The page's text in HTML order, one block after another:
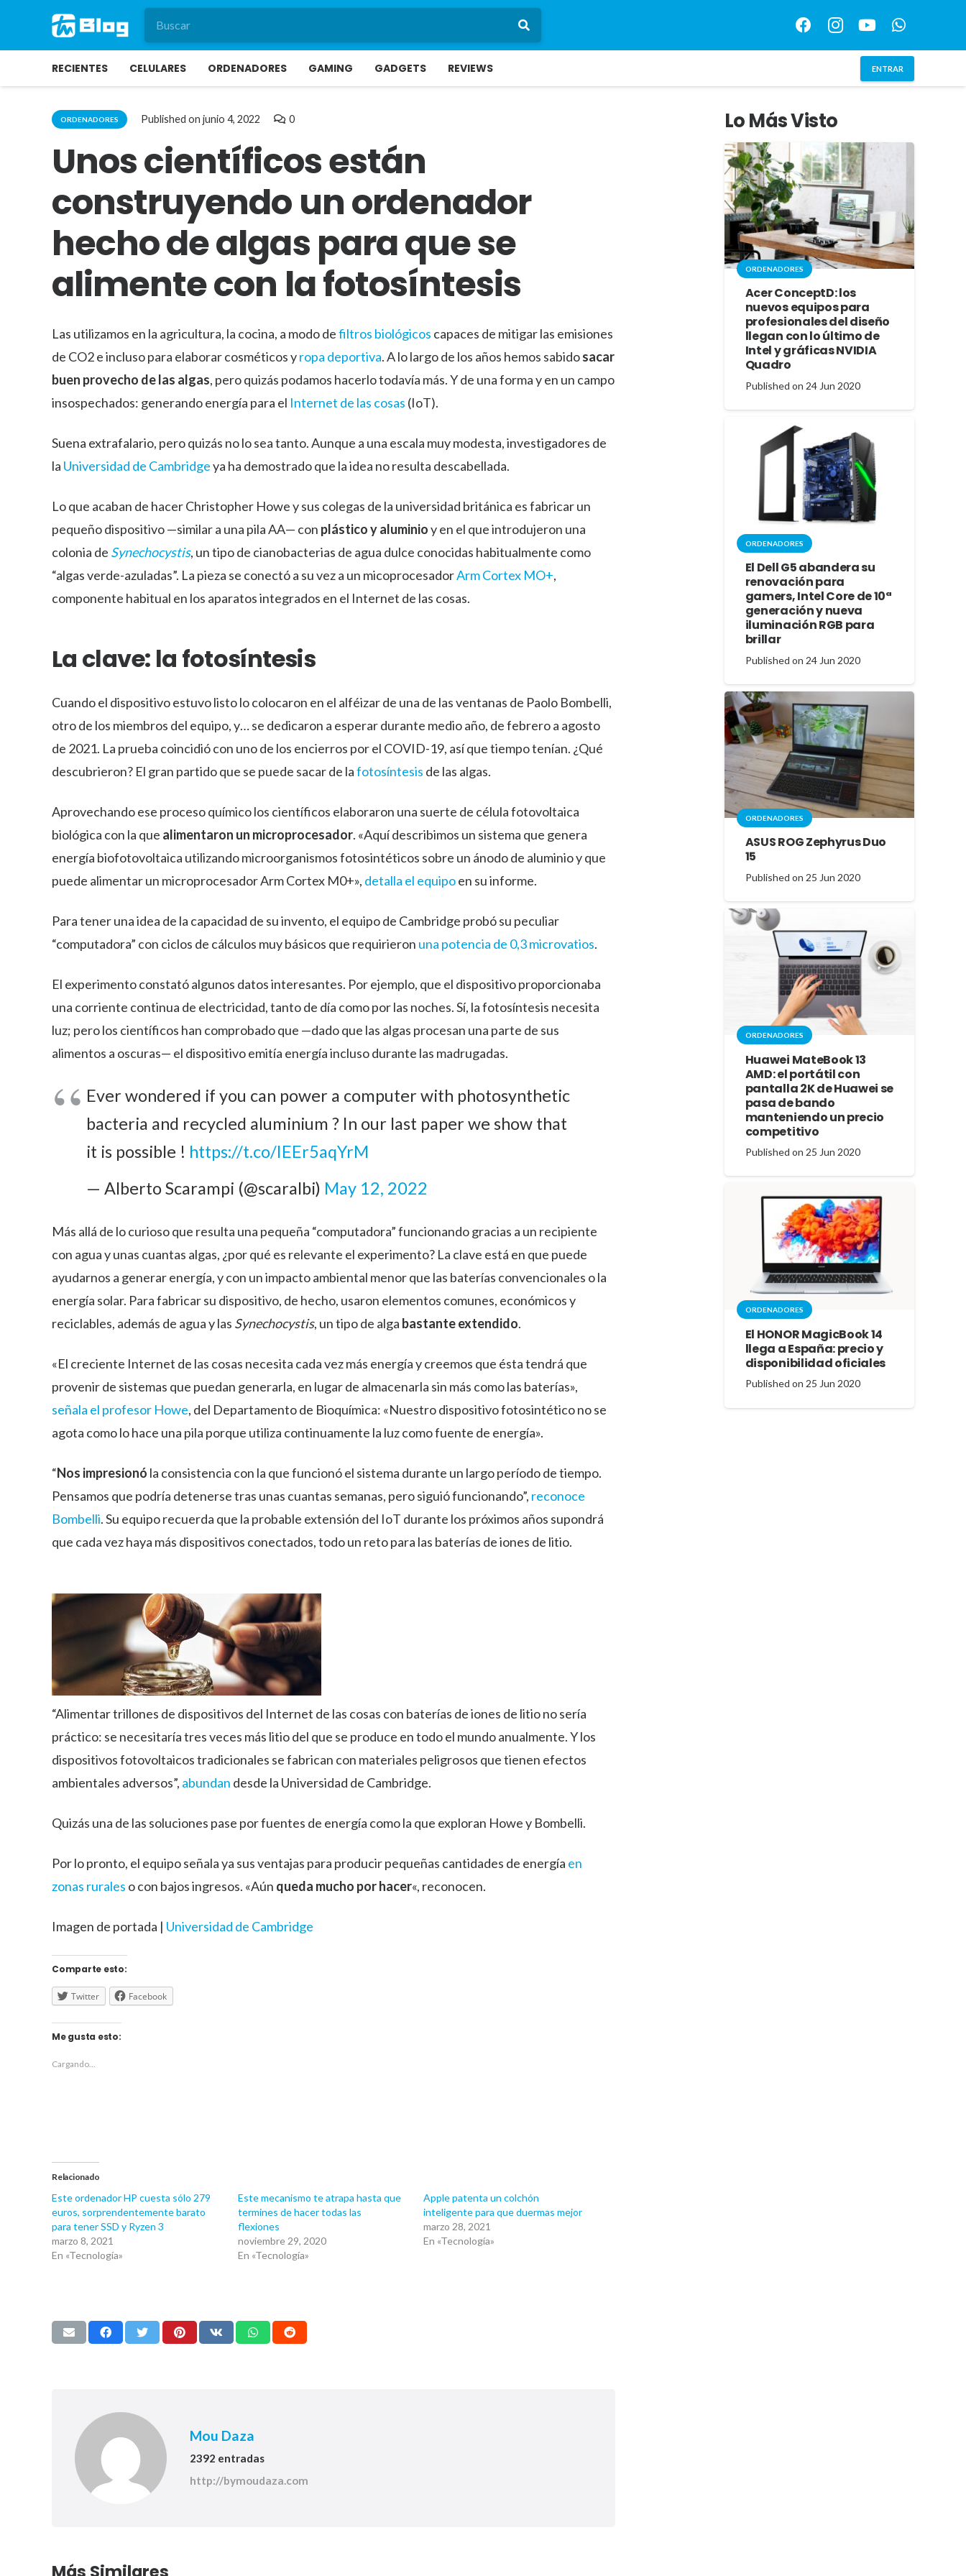
RECIENTES CELULARES ORDENADORES GAMING GADGETS REVIEWS ENTRAR
ORDENADORES Published onjunio 4, 2022 0
Unos científicos están
construyendo un ordenador
hecho de algas para que se
alimente con la fotosíntesis
Las utilizamos en la agricultura, la cocina, a modo defiltros biológicos capaces de mitigar las emisiones
de CO2 e incluso para elaborar cosméticos yropa deportiva. A lo largo de los años hemos sabidosacar
buen provecho de las algas, pero quizás podamos hacerlo todavía más. Y de una forma y en un campo
insospechados: generando energía para el Internet de las cosas (IoT).
Suena extrafalario, pero quizás no lo sea tanto. Aunque a una escala muy modesta, investigadores de
la Universidad de Cambridgeya ha demostrado que la idea no resulta descabellada.
Lo que acaban de hacer Christopher Howe y sus colegas de la universidad británica es fabricar un
pequeño dispositivo —similar a una pila AA— con plástico y aluminioy en el que introdujeron una
colonia de Synechocystis, un tipo de cianobacterias de agua dulce conocidas habitualmente como
“algas verde-azuladas”. La pieza se conectó a su vez a un micoprocesadorArm Cortex MO+,
componente habitual en los aparatos integrados en el Internet de las cosas.
La clave: la fotosíntesis
Cuando el dispositivo estuvo listo lo colocaron en el alféizar de una de las ventanas de Paolo Bombelli,
otro de los miembros del equipo, y… se dedicaron a esperar durante medio año, de febrero a agosto
de 2021. La prueba coincidió con uno de los encierros por el COVID-19, así que tiempo tenían. ¿Qué
descubrieron? El gran partido que se puede sacar de lafotosíntesis de las algas.
Aprovechando ese proceso químico los científicos elaboraron una suerte de célula fotovoltaica
biológica con la que alimentaron un microprocesador. «Aquí describimos un sistema que genera
energía biofotovoltaica utilizando microorganismos fotosintéticos sobre un ánodo de aluminio y que
puede alimentar un microprocesador Arm Cortex M0+», detalla el equipoen su informe.
Para tener una idea de la capacidad de su invento, el equipo de Cambridge probó su peculiar
“computadora” con ciclos de cálculos muy básicos que requirieron una potencia de 0,3 microvatios.
El experimento constató algunos datos interesantes. Por ejemplo, que el dispositivo proporcionaba
una corriente continua de electricidad, tanto de día como por las noches. Sí, la fotosíntesis necesita
luz; pero los científicos han comprobado que —dado que las algas procesan una parte de sus
alimentos a oscuras— el dispositivo emitía energía incluso durante las madrugadas.
Ever wondered if you can power a computer with photosynthetic
bacteria and recycled aluminium ? In our last paper we show that
it is possible ! https://t.co/IEEr5aqYrM
— Alberto Scarampi (@scaralbi) May 12, 2022
Más allá de lo curioso que resulta una pequeña “computadora” funcionando gracias a un recipiente
con agua y unas cuantas algas, ¿por qué es relevante el experimento? La clave está en que puede
ayudarnos a generar energía, y con un impacto ambiental menor que las baterías convencionales o la
energía solar. Para fabricar su dispositivo, de hecho, usaron elementos comunes, económicos y
reciclables, además de agua y las Synechocystis, un tipo de alga bastante extendido.
«El creciente Internet de las cosas necesita cada vez más energía y creemos que ésta tendrá que
provenir de sistemas que puedan generarla, en lugar de almacenarla sin más como las baterías»,
señala el profesor Howe, del Departamento de Bioquímica: «Nuestro dispositivo fotosintético no se
agota como lo hace una pila porque utiliza continuamente la luz como fuente de energía».
“Nos impresionó la consistencia con la que funcionó el sistema durante un largo período de tiempo.
Pensamos que podría detenerse tras unas cuantas semanas, pero siguió funcionando”, reconoce
Bombelli. Su equipo recuerda que la probable extensión del IoT durante los próximos años supondrá
que cada vez haya más dispositivos conectados, todo un reto para las baterías de iones de litio.
“Alimentar trillones de dispositivos del Internet de las cosas con baterías de iones de litio no sería
práctico: se necesitaría tres veces más litio del que se produce en todo el mundo anualmente. Y los
dispositivos fotovoltaicos tradicionales se fabrican con materiales peligrosos que tienen efectos
ambientales adversos”, abundan desde la Universidad de Cambridge.
Quizás una de las soluciones pase por fuentes de energía como la que exploran Howe y Bombelli.
Por lo pronto, el equipo señala ya sus ventajas para producir pequeñas cantidades de energía en
zonas rurales o con bajos ingresos. «Aún queda mucho por hacer«, reconocen.
Imagen de portada | Universidad de Cambridge
Comparte esto:
Twitter Facebook
Me gusta esto:
Cargando...
Relacionado
Este ordenador HP cuesta sólo 279
euros, sorprendentemente barato
para tener SSD y Ryzen 3
marzo 8, 2021
En «Tecnología»
Este mecanismo te atrapa hasta que
termines de hacer todas las
flexiones
noviembre 29, 2020
En «Tecnología»
Apple patenta un colchón
inteligente para que duermas mejor
marzo 28, 2021
En «Tecnología»
Mou Daza
2392 entradas
http://bymoudaza.com
Lo Más Visto
ORDENADORES
Acer ConceptD: los
nuevos equipos para
profesionales del diseño
llegan con lo último de
Intel y gráficas NVIDIA
Quadro
Published on 24 Jun 2020
ORDENADORES
El Dell G5 abandera su
renovación para
gamers, Intel Core de 10ª
generación y nueva
iluminación RGB para
brillar
Published on 24 Jun 2020
ORDENADORES
ASUS ROG Zephyrus Duo
15
Published on 25 Jun 2020
ORDENADORES
Huawei MateBook 13
AMD: el portátil con
pantalla 2K de Huawei se
pasa de bando
manteniendo un precio
competitivo
Published on 25 Jun 2020
ORDENADORES
El HONOR MagicBook 14
llega a España: precio y
disponibilidad oficiales
Published on 25 Jun 2020